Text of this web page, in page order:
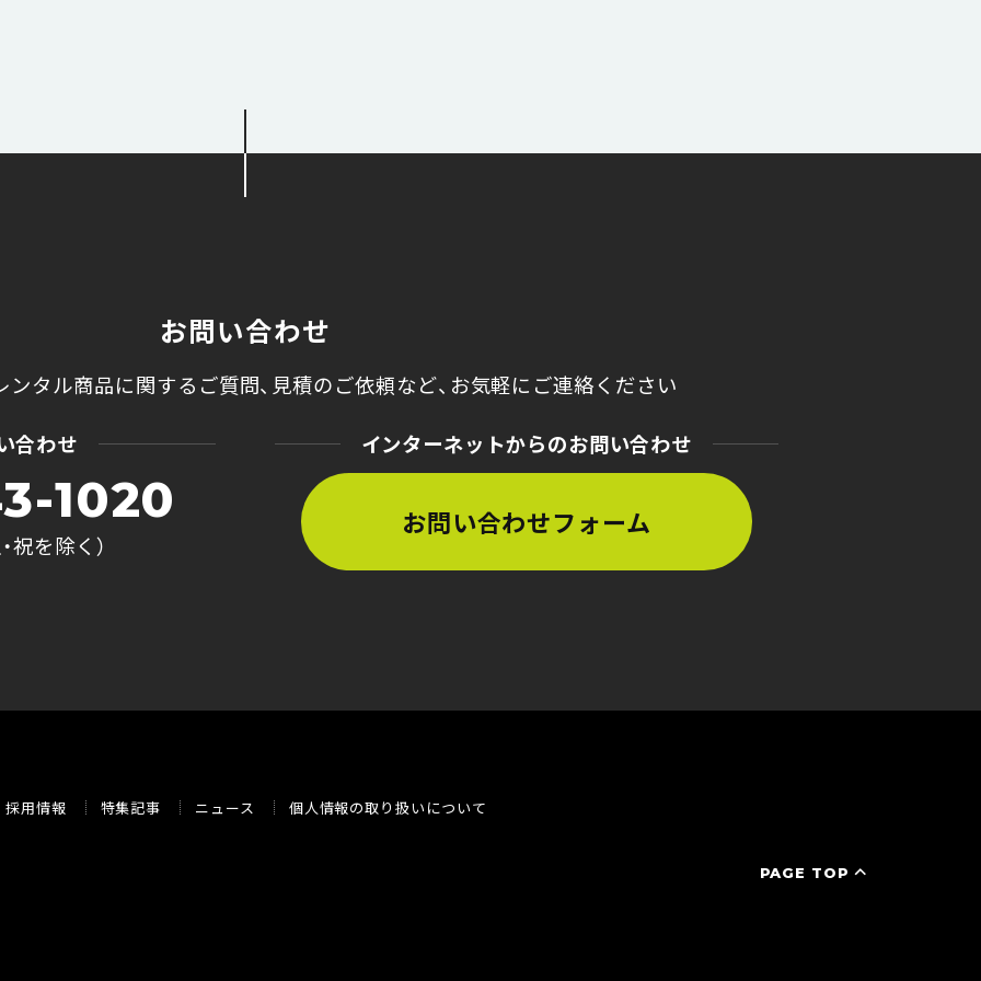
お問い合わせ
ンタル商品に関するご質問、 見積のご依頼など、 お気軽にご連絡ください
合わせ
1020
祝を除く）
インターネットからのお問い合わせ
お問い合わせフォーム
採用情報 特集記事 ニュース 個人情報の取り扱いについて
PAGE TOP